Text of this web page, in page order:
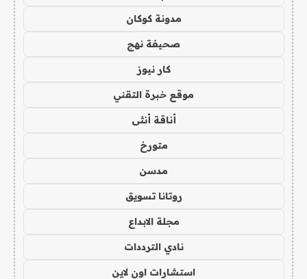
مدونة كوكان
صحيفة نهج
كار نيوز
موقع خبرة التقني
أناقة أنثى
متورخ
مدسن
روتانا تسويق
مجلة الابداع
نادي الترددات
استشارات اون لاين